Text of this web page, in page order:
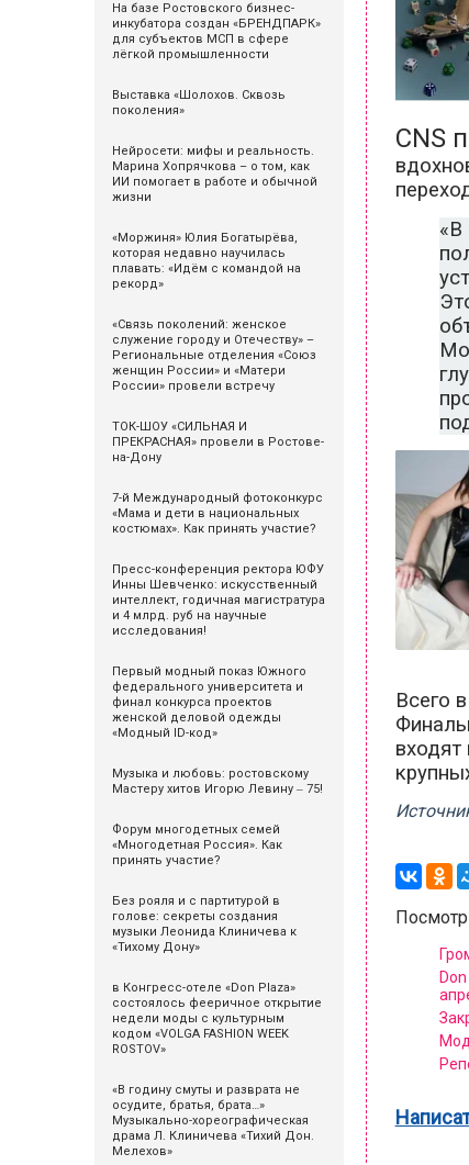
На базе Ростовского бизнес-
инкубатора создан «БРЕНДПАРК»
для субъектов МСП в сфере
лёгкой промышленности
Выставка «Шолохов. Сквозь
поколения»
Нейросети: мифы и реальность.
Марина Хопрячкова – о том, как
ИИ помогает в работе и обычной
жизни
«Моржиня» Юлия Богатырёва,
которая недавно научилась
плавать: «Идём с командой на
рекорд»
«Связь поколений: женское
служение городу и Отечеству» –
Региональные отделения «Союз
женщин России» и «Матери
России» провели встречу
ТОК-ШОУ «СИЛЬНАЯ И
ПРЕКРАСНАЯ» провели в Ростове-
на-Дону
7-й Международный фотоконкурс
«Мама и дети в национальных
костюмах». Как принять участие?
Пресс-конференция ректора ЮФУ
Инны Шевченко: искусственный
интеллект, годичная магистратура
и 4 млрд. руб на научные
исследования!
Первый модный показ Южного
федерального университета и
финал конкурса проектов
женской деловой одежды
«Модный ID-код»
Музыка и любовь: ростовскому
Мастеру хитов Игорю Левину ‒ 75!
Форум многодетных семей
«Многодетная Россия». Как
принять участие?
Без рояля и с партитурой в
голове: секреты создания
музыки Леонида Клиничева к
«Тихому Дону»
в Конгресс-отеле «Don Plaza»
состоялось фееричное открытие
недели моды с культурным
кодом «VOLGA FASHION WEEK
ROSTOV»
«В годину смуты и разврата не
осудите, братья, брата…»
Музыкально-хореографическая
драма Л. Клиничева «Тихий Дон.
Мелехов»
CNS
«В
Всего